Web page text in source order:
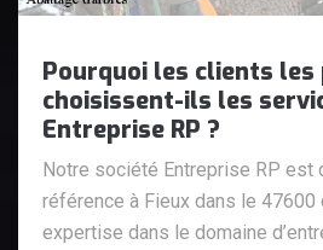
Pourquoi les clients
choisissent-ils les
Entreprise RP ?
Notre société Entreprise RP est
référence à Fieux dans le 47600
expertise dans le domaine